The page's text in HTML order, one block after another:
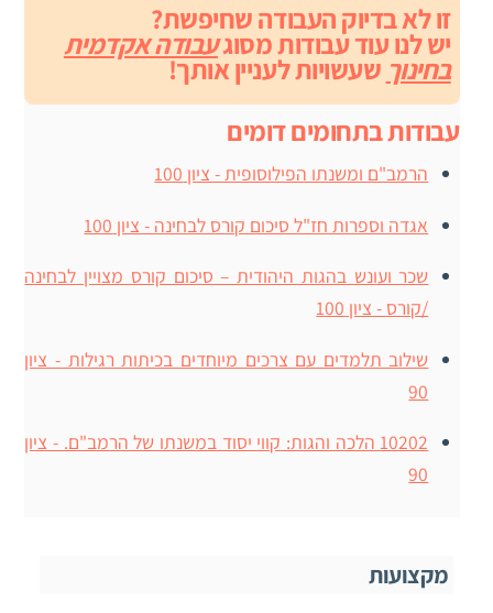
זו לא בדיוק העבודה שחיפשת?
יש לנו עוד עבודות מסוגעבודה אקדמית
בחינוך שעשויות לעניין אותך!
עבודות בתחומים דומים
הרמב"ם ומשנתו הפילוסופית - ציון 100
אגדה וספרות חז"ל סיכום קורס לבחינה - ציון 100
שכר ועונש בהגות היהודית – סיכום קורס מצויין לבחינה
/קורס - ציון 100
שילוב תלמדים עם צרכים מיוחדים בכיתות רגילות - ציון
90
10202 הלכה והגות: קווי יסוד במשנתו של הרמב"ם. - ציון
90
מקצועות